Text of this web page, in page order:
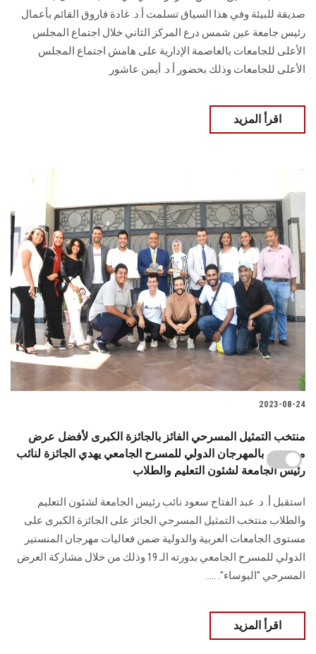
صديقة للبيئة وفي هذا السياق تسلمت أ.د. غادة فاروق القائم بأعمال
رئيس جامعة عين شمس درع المركز الثاني خلال اجتماع المجلس
الأعلى للجامعات بالعاصمة الإدارية على هامش اجتماع المجلس
الأعلى للجامعات وذلك بحضور أ.د. أيمن عاشور
اقرأ المزيد
2023-08-24
منتخب التمثيل المسرحي الفائز بالجائزة الكبرى لأفضل عرض
مسرحي بالمهرجان الدولي للمسرح الجامعي يهدي الجائزة لنائب
رئيس الجامعة لشئون التعليم والطلاب
استقبل أ. د. عبد الفتاح سعود نائب رئيس الجامعة لشئون التعليم
والطلاب منتخب التمثيل المسرحي الحائز على الجائزة الكبرى على
مستوى الجامعات العربية والدولية ضمن فعاليات مهرجان المنستير
الدولي للمسرح الجامعي بدورته الـ 19 وذلك من خلال مشاركة العرض
المسرحي "البوساء". .....
اقرأ المزيد